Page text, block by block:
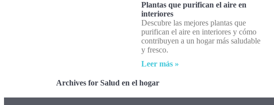
Plantas que purifican el aire en
interiores
Descubre las mejores plantas que
purifican el aire en interiores y cómo
contribuyen a un hogar más saludable
y fresco.
Leer más »
Archives for Salud en el hogar